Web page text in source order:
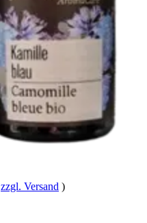
zzgl. Versand )